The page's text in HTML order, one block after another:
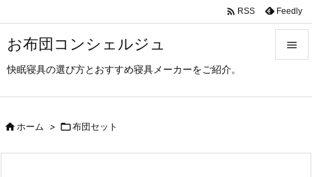
お布団コンシェルジュ
快眠寝具の選び方とおすすめ寝具メーカーをご紹介。

 RSS Feedly
ホーム > 布団セット